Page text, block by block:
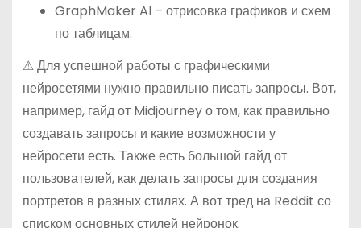
GraphMaker AI – отрисовка графиков и схем
по таблицам.
⚠ Для успешной работы с графическими
нейросетями нужно правильно писать запросы. Вот,
например, гайд от Midjourney о том, как правильно
создавать запросы и какие возможности у
нейросети есть. Также есть большой гайд от
пользователей, как делать запросы для создания
портретов в разных стилях. А вот тред на Reddit со
списком основных стилей нейронок.